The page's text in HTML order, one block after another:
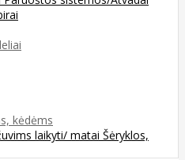
kėdėms
laikyti/ matai Šėryklos,